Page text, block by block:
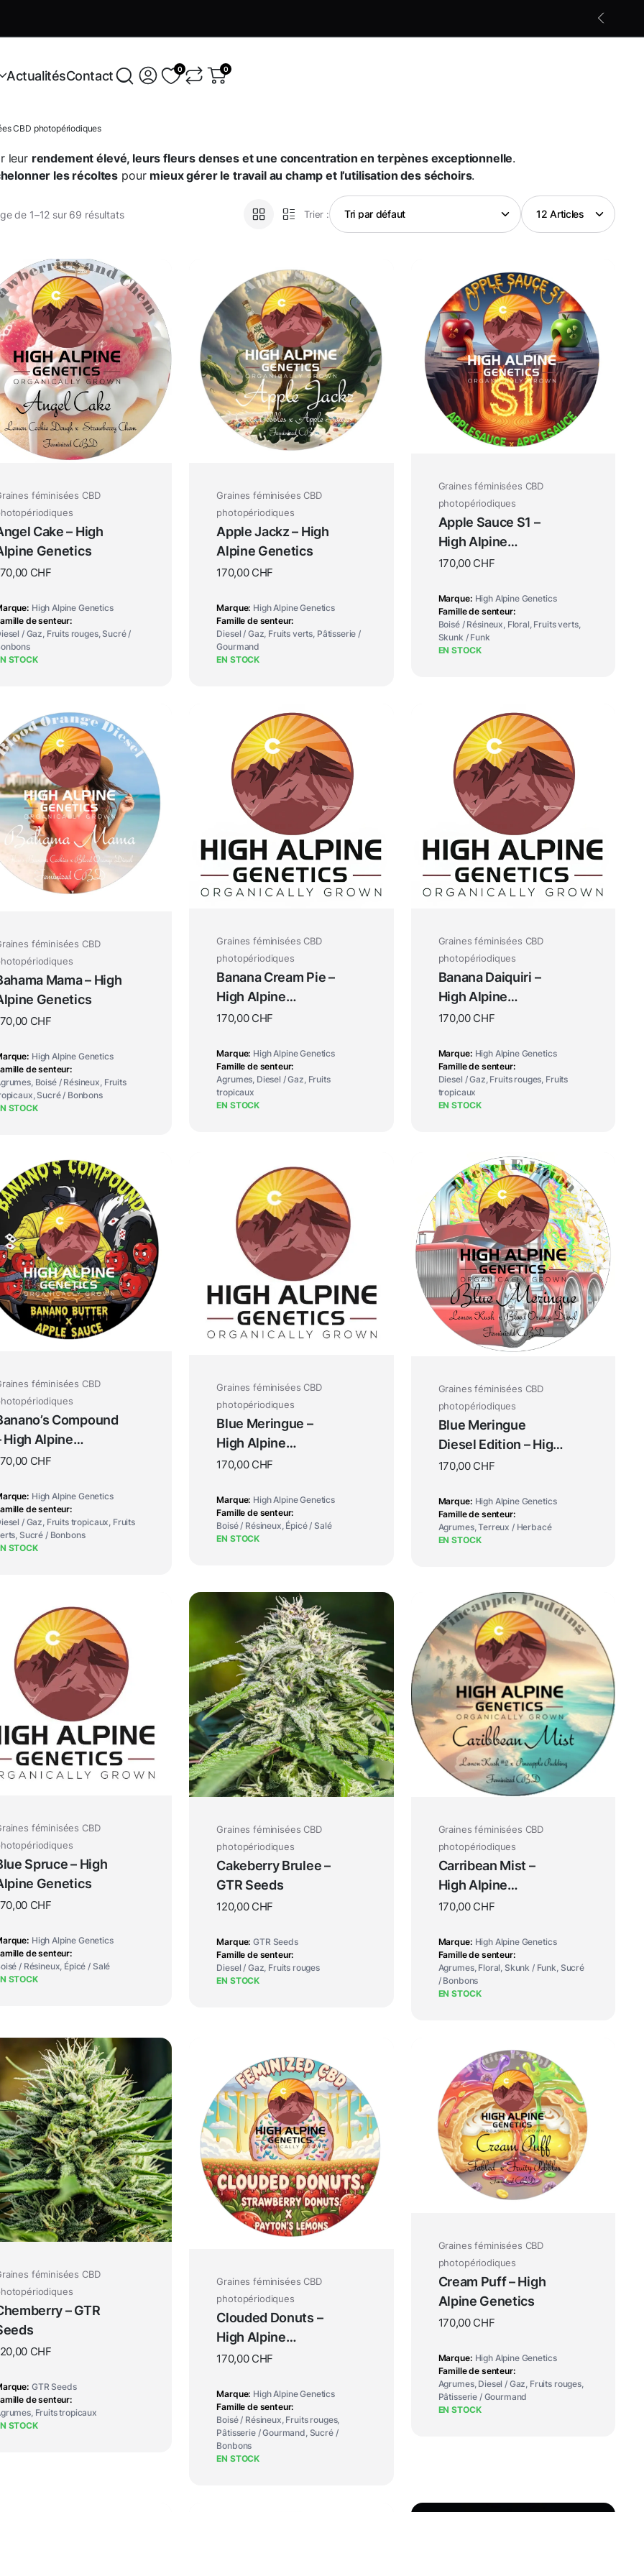
ActualitésContact 0 0
CBD photopériodiques
leur rendement élevé, leurs fleurs denses et une concentration en terpènes exceptionnelle.
les récoltes pour mieux gérer le travail au champ et l’utilisation des séchoirs.
de 1–12 sur 69 résultats Trier :
féminisées CBD
Cake – High
Genetics
CHF
High Alpine Genetics
de senteur
/ Gaz, Fruits rouges, Sucré /
STOCK
Graines féminisées CBD
photopériodiques
Apple Jackz – High
Alpine Genetics
170,00 CHF
Marque High Alpine Genetics
Famille de senteur
Diesel / Gaz, Fruits verts, Pâtisserie /
Gourmand
EN STOCK
Graines féminisées CBD
photopériodiques
Apple Sauce S1 –
High Alpine
Genetics
170,00 CHF
Marque High Alpine Genetics
Famille de senteur
Boisé / Résineux, Floral, Fruits verts,
Skunk / Funk
EN STOCK
féminisées CBD
Mama – High
Genetics
CHF
High Alpine Genetics
de senteur
Boisé / Résineux, Fruits
Sucré / Bonbons
STOCK
Graines féminisées CBD
photopériodiques
Banana Cream Pie –
High Alpine
Genetics
170,00 CHF
Marque High Alpine Genetics
Famille de senteur
Agrumes, Diesel / Gaz, Fruits
tropicaux
EN STOCK
Graines féminisées CBD
photopériodiques
Banana Daiquiri –
High Alpine
Genetics
170,00 CHF
Marque High Alpine Genetics
Famille de senteur
Diesel / Gaz, Fruits rouges, Fruits
tropicaux
EN STOCK
féminisées CBD
Compound
High Alpine
CHF
High Alpine Genetics
de senteur
/ Gaz, Fruits tropicaux, Fruits
Sucré / Bonbons
STOCK
Graines féminisées CBD
photopériodiques
Blue Meringue –
High Alpine
Genetics
170,00 CHF
Marque High Alpine Genetics
Famille de senteur
Boisé / Résineux, Épicé / Salé
EN STOCK
Graines féminisées CBD
photopériodiques
Blue Meringue
Diesel Edition – High
Alpine Genetics
170,00 CHF
Marque High Alpine Genetics
Famille de senteur
Agrumes, Terreux / Herbacé
EN STOCK
féminisées CBD
Spruce – High
Genetics
CHF
High Alpine Genetics
de senteur
/ Résineux, Épicé / Salé
STOCK
Graines féminisées CBD
photopériodiques
Cakeberry Brulee –
GTR Seeds
120,00 CHF
Marque GTR Seeds
Famille de senteur
Diesel / Gaz, Fruits rouges
EN STOCK
Graines féminisées CBD
photopériodiques
Carribean Mist –
High Alpine
Genetics
170,00 CHF
Marque High Alpine Genetics
Famille de senteur
Agrumes, Floral, Skunk / Funk, Sucré
/ Bonbons
EN STOCK
féminisées CBD
– GTR
CHF
GTR Seeds
de senteur
Fruits tropicaux
STOCK
Graines féminisées CBD
photopériodiques
Clouded Donuts –
High Alpine
Genetics
170,00 CHF
Marque High Alpine Genetics
Famille de senteur
Boisé / Résineux, Fruits rouges,
Pâtisserie / Gourmand, Sucré /
Bonbons
EN STOCK
Graines féminisées CBD
photopériodiques
Cream Puff – High
Alpine Genetics
170,00 CHF
Marque High Alpine Genetics
Famille de senteur
Agrumes, Diesel / Gaz, Fruits rouges,
Pâtisserie / Gourmand
EN STOCK